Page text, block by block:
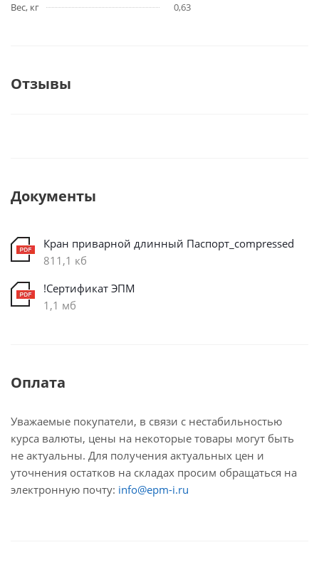
Вес, кг
0,63
Отзывы
Документы
Кран приварной длинный Паспорт_compressed
811,1 кб
!Сертификат ЭПМ
1,1 мб
Оплата
Уважаемые покупатели, в связи с нестабильностью
курса валюты, цены на некоторые товары могут быть
не актуальны. Для получения актуальных цен и
уточнения остатков на складах просим обращаться на
электронную почту: info@epm-i.ru